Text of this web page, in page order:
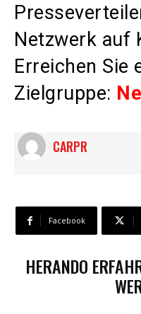
Netzwerk auf
Erreichen Sie
Zielgruppe:
CARPR
Facebook
HERANDO